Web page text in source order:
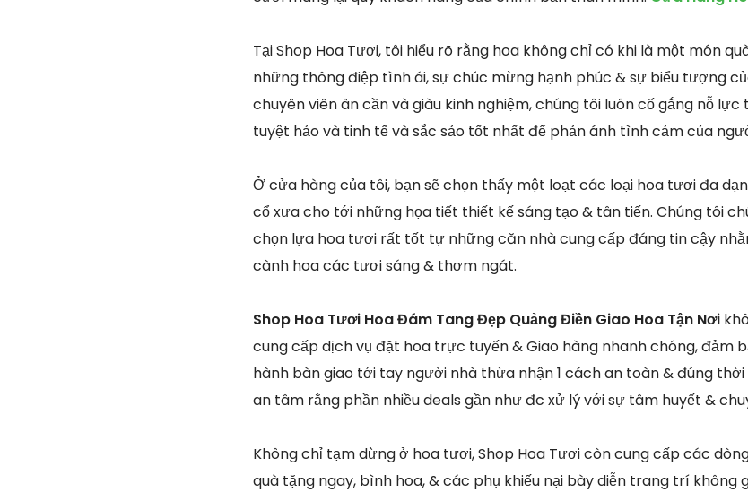
Tại Shop Hoa Tươi, tôi hiểu rõ rằng hoa không chỉ có khi là một món
những thông điệp tình ái, sự chúc mừng hạnh phúc & sự biểu tượng
chuyên viên ân cần và giàu kinh nghiệm, chúng tôi luôn cố gắng nỗ
tuyệt hảo và tinh tế và sắc sảo tốt nhất để phản ánh tình cảm của
Ở cửa hàng của tôi, bạn sẽ chọn thấy một loạt các loại hoa tươi đa
cổ xưa cho tới những họa tiết thiết kế sáng tạo & tân tiến. Chúng tôi
chọn lựa hoa tươi rất tốt tự những căn nhà cung cấp đáng tin cậy
cành hoa các tươi sáng & thơm ngát.
Shop Hoa Tươi Hoa Đám Tang Đẹp Quảng Điền Giao Hoa Tận Nơi
cung cấp dịch vụ đặt hoa trực tuyến & Giao hàng nhanh chóng, đảm
hành bàn giao tới tay người nhà thừa nhận 1 cách an toàn & đúng
an tâm rằng phần nhiều deals gần như đc xử lý với sự tâm huyết &
Không chỉ tạm dừng ở hoa tươi, Shop Hoa Tươi còn cung cấp các
quà tặng ngay, bình hoa, & các phụ khiếu nại bày diễn trang trí không